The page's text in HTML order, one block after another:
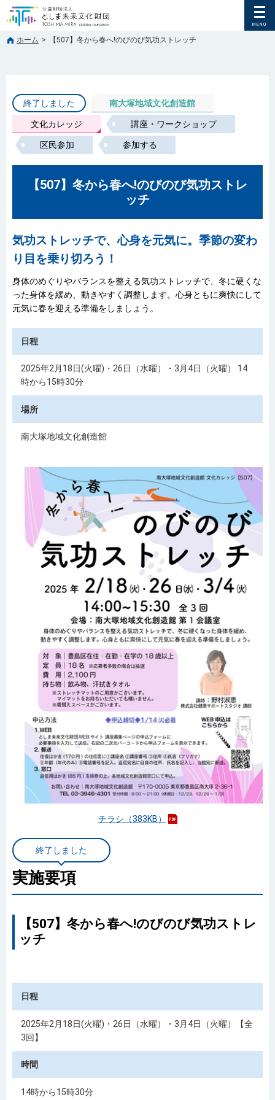
ホーム > 【507】冬から春へ!のびのび気功ストレッチ
終了しました 南大塚地域文化創造館
文化カレッジ 講座・ワークショップ
区民参加 参加する
【507】冬から春へ!のびのび気功ストレ
ッチ
気功ストレッチで、心身を元気に。季節の変わ
り目を乗り切ろう！
身体のめぐりやバランスを整える気功ストレッチで、冬に硬くな
った身体を緩め、動きやすく調整します。心身ともに爽快にして
元気に春を迎える準備をしましょう。
日程
2025年2月18日(火曜)・26日（水曜）・3月4日（火曜） 14
時から15時30分
場所
南大塚地域文化創造館
チラシ（383KB）
終了しました
実施要項
【507】冬から春へ!のびのび気功ストレ
ッチ
日程
2025年2月18日(火曜)・26日（水曜）・3月4日（火曜）
【全
3回】
時間
14時から15時30分